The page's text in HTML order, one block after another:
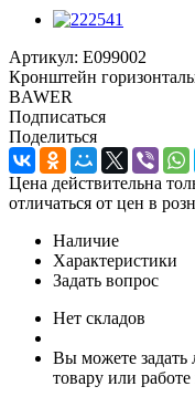
Артикул: E099002
Кронштейн
BAWER
Подписаться
Поделиться
Цена действительна
отличаться от цен в
Наличие
Характеристики
Задать вопрос
Нет складов
Вы можете
товару или работе